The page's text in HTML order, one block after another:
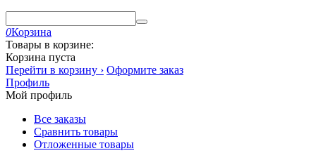
0Корзина
Товары в корзине:
Корзина пуста
Перейти в корзину › Оформите заказ
Профиль
Мой профиль
Все заказы
Сравнить товары
Отложенные товары